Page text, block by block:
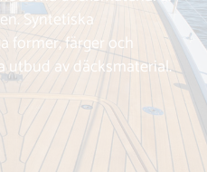
Syntetiska
former, färger och
utbud av däcksmaterial.